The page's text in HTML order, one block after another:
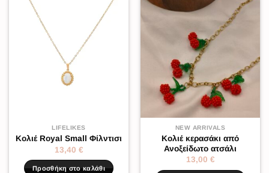
LIFELIKES
Κολιέ Royal Small Φίλντισι
13,40 €
Προσθήκη στο καλάθι
NEW ARRIVALS
Κολιέ κερασάκι από
Ανοξείδωτο ατσάλι
13,00 €